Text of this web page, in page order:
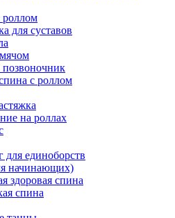
роллом
для суставов
с роллом
на роллах
для единоборств
начинающих)
здоровая спина
спина